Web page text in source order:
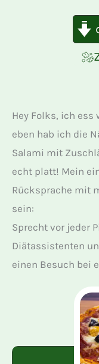
Hey Folks, ich ess
eben hab ich die
Salami mit
echt platt! Mein
Rücksprache mit
sein:
Sprecht vor jeder
Diätassistenten
einen Besuch bei